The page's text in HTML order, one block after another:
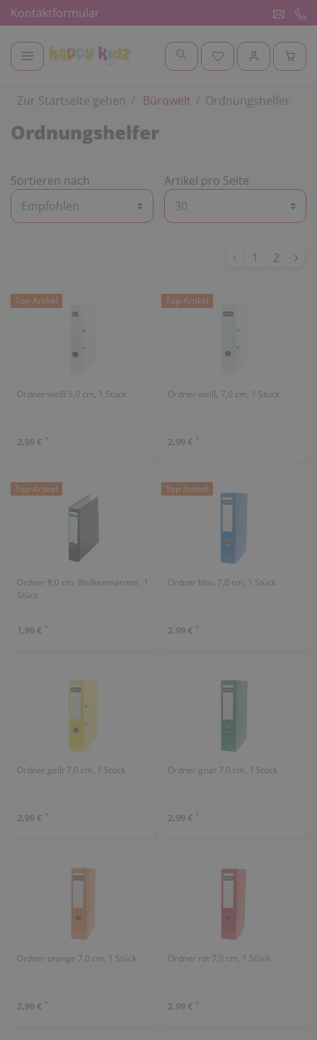
Kontaktformular
Zur Startseite gehen Bürowelt Ordnungshelfer
Ordnungshelfer
Sortieren nach Artikel pro Seite
1 2
Top-Artikel
Ordner weiß 5,0 cm, 1 Stück
2,99 € *
Top-Artikel
Ordner weiß, 7,0 cm, 1 Stück
2,99 € *
Top-Artikel
Ordner 8,0 cm, Wolkenmarmor, 1
Stück
1,99 € *
Top-Artikel
Ordner blau 7,0 cm, 1 Stück
2,99 € *
Ordner gelb 7,0 cm, 1 Stück
2,99 € *
Ordner grün 7,0 cm, 1 Stück
2,99 € *
Ordner orange 7,0 cm, 1 Stück
2,99 € *
Ordner rot 7,0 cm, 1 Stück
2,99 € *